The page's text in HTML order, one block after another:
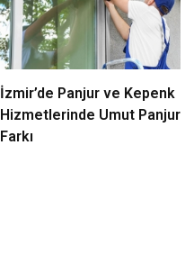
İzmir’de Panjur ve Kepenk
Hizmetlerinde Umut Panjur
Farkı